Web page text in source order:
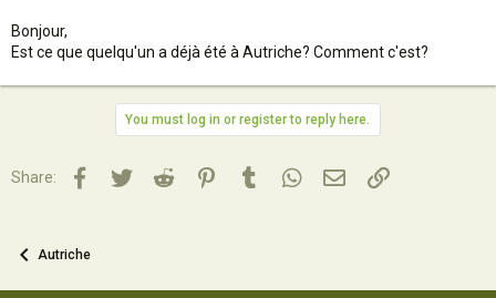
Bonjour,
Est ce que quelqu'un a déjà été à Autriche? Comment c'est?
You must log in or register to reply here.
Share: Facebook
TwitterReddit PinterestTumblrWhatsApp
Email Lien
Autriche